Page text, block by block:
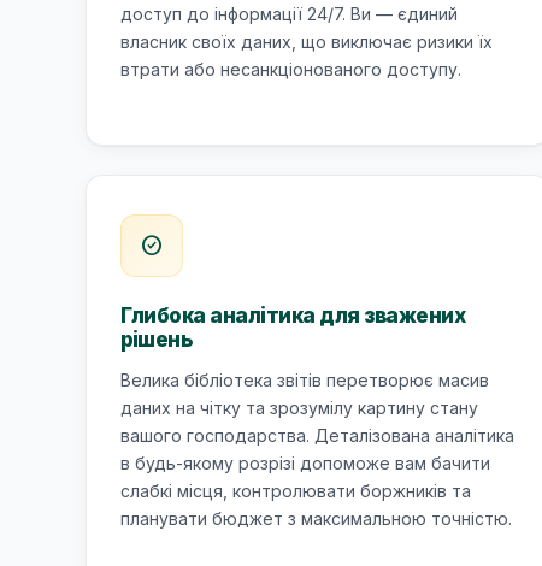
доступ до інформації 24/7. Ви — єдиний
власник своїх даних, що виключає ризики їх
втрати або несанкціонованого доступу.
check_circle
Глибока аналітика для зважених
рішень
Велика бібліотека звітів перетворює масив
даних на чітку та зрозумілу картину стану
вашого господарства. Деталізована аналітика
в будь-якому розрізі допоможе вам бачити
слабкі місця, контролювати боржників та
планувати бюджет з максимальною точністю.